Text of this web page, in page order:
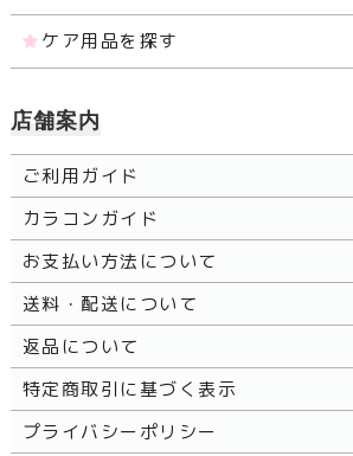
ケア用品を探す
店舗案内
ご利用ガイド
カラコンガイド
お支払い方法について
送料・配送について
返品について
特定商取引に基づく表示
プライバシーポリシー